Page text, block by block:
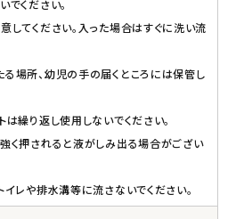
ください。
てください。入った場合はすぐに洗い流
場所、幼児の手の届くところには保管し
繰り返し使用しないでください。
く押されると液がしみ出る場合がござい
レや排水溝等に流さないでください。